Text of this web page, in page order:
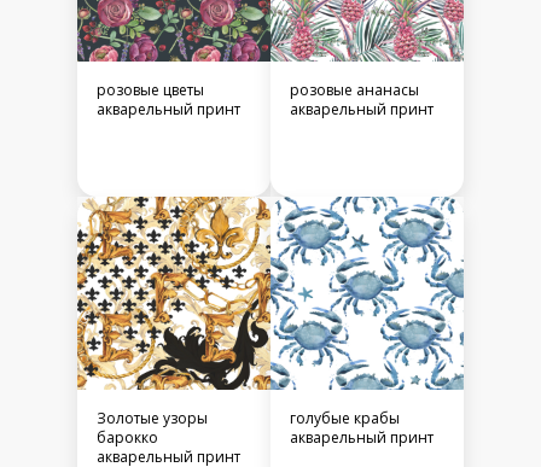
розовые цветы
акварельный принт
розовые ананасы
акварельный принт
Золотые узоры
барокко
акварельный принт
голубые крабы
акварельный принт